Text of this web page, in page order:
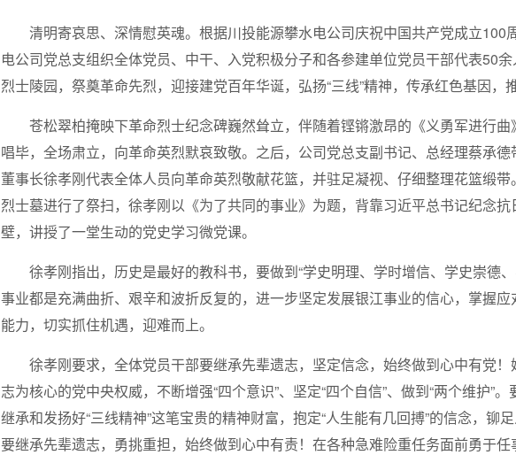
清明寄哀思、深情慰英魂。根据川投能源攀水电公司庆祝中国共产党成立
电公司党总支组织全体党员、中干、入党积极分子和各参建单位党员干部代表50
烈士陵园，祭奠革命先烈，迎接建党百年华诞，弘扬“三线”精神，传承红色基因，
苍松翠柏掩映下革命烈士纪念碑巍然耸立，伴随着铿锵激昂的《义勇军进行
唱毕，全场肃立，向革命英烈默哀致敬。之后，公司党总支副书记、总经理蔡承
董事长徐孝刚代表全体人员向革命英烈敬献花篮，并驻足凝视、仔细整理花篮缎
烈士墓进行了祭扫，徐孝刚以《为了共同的事业》为题，背靠习近平总书记纪念
壁，讲授了一堂生动的党史学习微党课。
徐孝刚指出，历史是最好的教科书，要做到“学史明理、学时增信、学史崇德
事业都是充满曲折、艰辛和波折反复的，进一步坚定发展银江事业的信心，掌握
能力，切实抓住机遇，迎难而上。
徐孝刚要求，全体党员干部要继承先辈遗志，坚定信念，始终做到心中有党
志为核心的党中央权威，不断增强“四个意识”、坚定“四个自信”、做到“两个维护”
继承和发扬好“三线精神”这笔宝贵的精神财富，抱定“人生能有几回搏”的信念，
要继承先辈遗志，勇挑重担，始终做到心中有责！在各种急难险重任务面前勇于